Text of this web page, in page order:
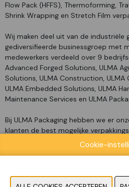
Flow Pack (HFFS), Thermoforming,
Shrink Wrapping en Stretch Film
Wij maken deel uit van de industriële
gediversifieerde businessgroep met
medewerkers verdeeld over 9
Advanced Forged Solutions, ULMA
Solutions, ULMA Construction,
ULMA Embedded Solutions, ULMA
Maintenance Services en ULMA
Bij ULMA Packaging hebben we er
klanten de best mogelijke
waarbij we naast aandacht voor de
ook nadruk leggen op kwaliteit,
Cookie-